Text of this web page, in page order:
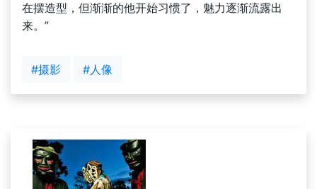
在摆造型，但渐渐的他开始习惯了，魅力逐渐流露出
来。”
#摄影 #人像